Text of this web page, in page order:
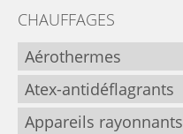
CHAUFFAGES
Aérothermes
Atex-antidéflagrants
Appareils rayonnants